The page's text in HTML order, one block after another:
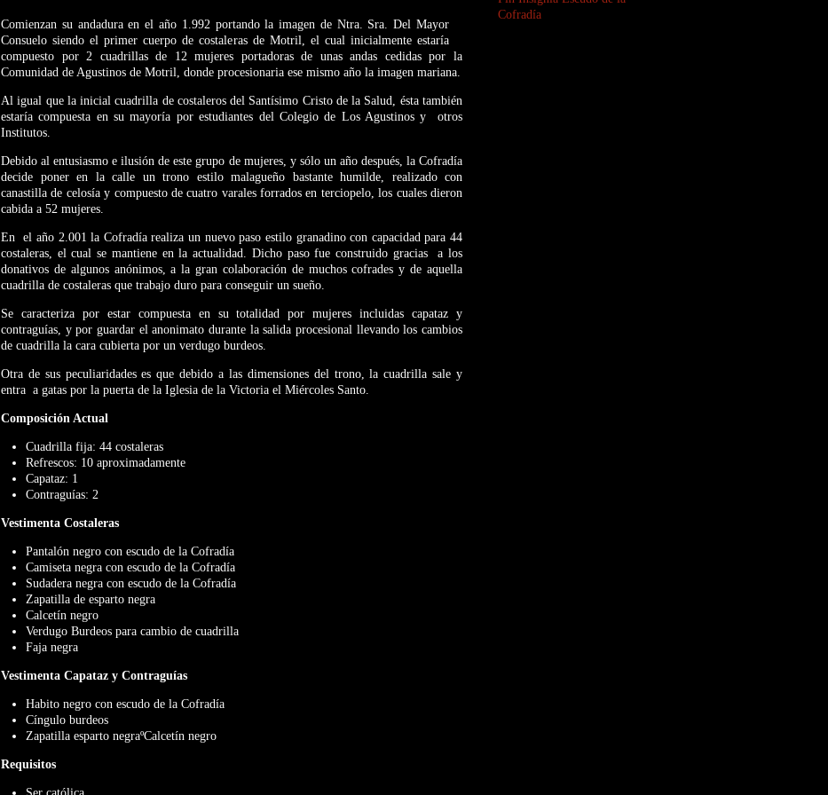
Comienzan su andadura en el año 1.992 portando la imagen de Ntra. Sra. Del Mayor
Consuelo siendo el primer cuerpo de costaleras de Motril, el cual inicialmente estaría
compuesto por 2 cuadrillas de 12 mujeres portadoras de unas andas cedidas por la
Comunidad de Agustinos de Motril, donde procesionaria ese mismo año la imagen mariana.
Al igual que la inicial cuadrilla de costaleros del Santísimo Cristo de la Salud, ésta también
estaría compuesta en su mayoría por estudiantes del Colegio de Los Agustinos y otros
Institutos.
Debido al entusiasmo e ilusión de este grupo de mujeres, y sólo un año después, la Cofradía
decide poner en la calle un trono estilo malagueño bastante humilde, realizado con
canastilla de celosía y compuesto de cuatro varales forrados en terciopelo, los cuales dieron
cabida a 52 mujeres.
En el año 2.001 la Cofradía realiza un nuevo paso estilo granadino con capacidad para 44
costaleras, el cual se mantiene en la actualidad. Dicho paso fue construido gracias a los
donativos de algunos anónimos, a la gran colaboración de muchos cofrades y de aquella
cuadrilla de costaleras que trabajo duro para conseguir un sueño.
Se caracteriza por estar compuesta en su totalidad por mujeres incluidas capataz y
contraguías, y por guardar el anonimato durante la salida procesional llevando los cambios
de cuadrilla la cara cubierta por un verdugo burdeos.
Otra de sus peculiaridades es que debido a las dimensiones del trono, la cuadrilla sale y
entra a gatas por la puerta de la Iglesia de la Victoria el Miércoles Santo.
Composición Actual
Cuadrilla fija: 44 costaleras
Refrescos: 10 aproximadamente
Capataz: 1
Contraguías: 2
Vestimenta Costaleras
Pantalón negro con escudo de la Cofradía
Camiseta negra con escudo de la Cofradía
Sudadera negra con escudo de la Cofradía
Zapatilla de esparto negra
Calcetín negro
Verdugo Burdeos para cambio de cuadrilla
Faja negra
Vestimenta Capataz y Contraguías
Habito negro con escudo de la Cofradía
Cíngulo burdeos
Zapatilla esparto negraºCalcetín negro
Requisitos
Cofradía
de la Virgen